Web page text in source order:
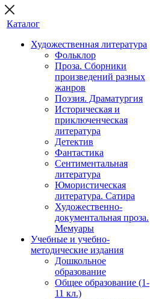
Каталог
Художественная литература
Фольклор
Проза. Сборники
произведений разных
жанров
Поэзия. Драматургия
Историческая и
приключенческая
литература
Детектив
Фантастика
Сентиментальная
литература
Юмористическая
литература. Сатира
Художественно-
документальная проза.
Мемуары
Учебные и учебно-
методические издания
Дошкольное
образование
Общее образование (1-
11 кл.)